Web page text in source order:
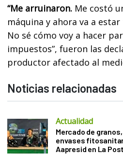
“Me arruinaron. Me costó
máquina y ahora va a
No sé cómo voy a hacer
impuestos”, fueron las
productor afectado al
Noticias relacionadas
Actualidad
Mercado de
envases
Aapresid en La